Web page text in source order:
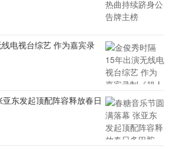
电视台综艺 作为嘉宾录
东发起顶配阵容释放春日